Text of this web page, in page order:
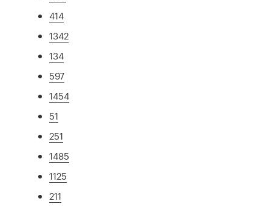
414
1342
134
597
1454
51
251
1485
1125
211